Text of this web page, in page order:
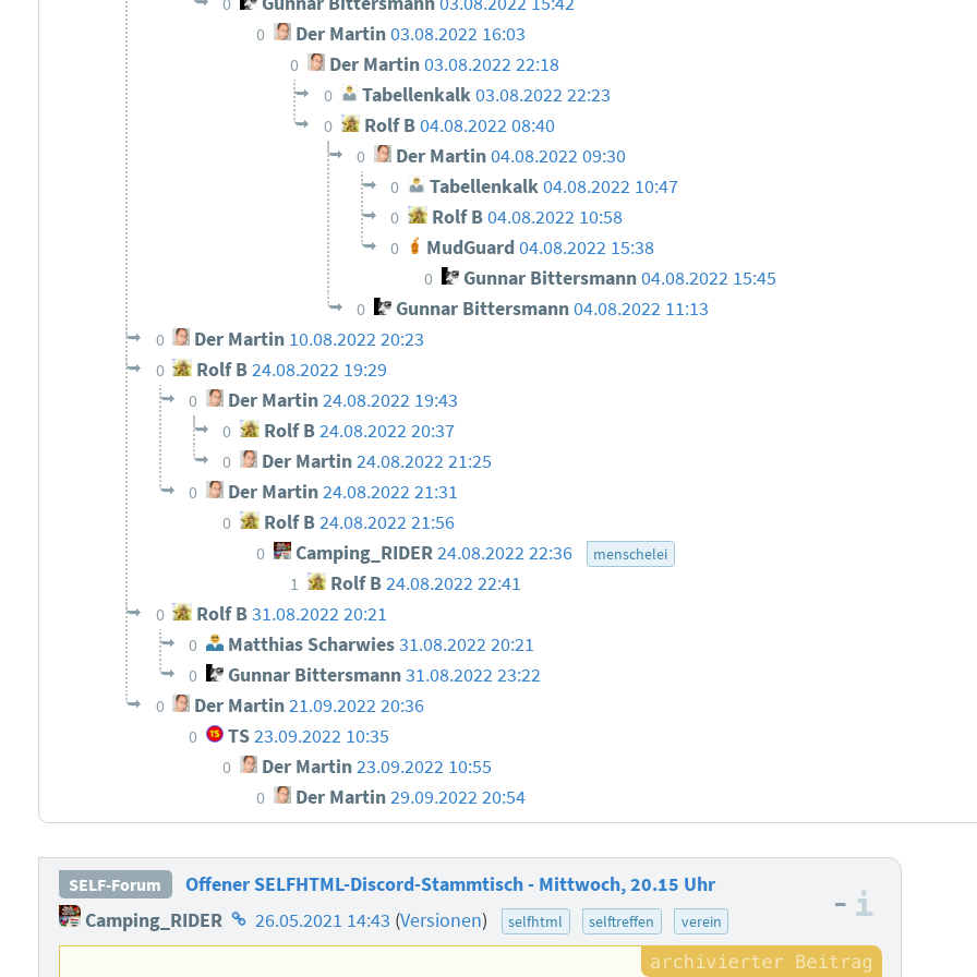
0 Der Martin03.08.2022 16:03
0 Der Martin 03.08.2022 22:18
0 Tabellenkalk03.08.2022 22:23
0 Rolf B04.08.2022 08:40
0 Der Martin04.08.2022 09:30
0 Tabellenkalk04.08.2022 10:47
0 Rolf B04.08.2022 10:58
0 MudGuard 04.08.2022 15:38
0 Gunnar Bittersmann04.08.2022 15:45
0 Gunnar Bittersmann04.08.2022 11:13
0 Der Martin 10.08.2022 20:23
0 Rolf B24.08.2022 19:29
0 Der Martin24.08.2022 19:43
0 Rolf B24.08.2022 20:37
0 Der Martin24.08.2022 21:25
0 Der Martin24.08.2022 21:31
0 Rolf B24.08.2022 21:56
0 Camping_RIDER24.08.2022 22:36 menschelei
1 Rolf B24.08.2022 22:41
0 Rolf B31.08.2022 20:21
0 Matthias Scharwies31.08.2022 20:21
0 Gunnar Bittersmann31.08.2022 23:22
0 Der Martin21.09.2022 20:36
0 TS23.09.2022 10:35
0 Der Martin23.09.2022 10:55
0 Der Martin29.09.2022 20:54
SELF-Forum
Offener SELFHTML-Discord-Stammtisch - Mittwoch, 20.15 Uhr
Camping_RIDER Homepage
des
26.05.2021 14:43 (Versionen) selfhtml selftreffen verein
–